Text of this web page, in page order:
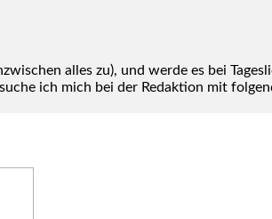
alles zu), und wer­de es bei
ich mich bei der Redak­ti­on mit